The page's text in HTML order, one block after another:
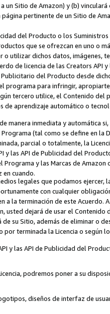
un Sitio de Amazon) y (b)
pertinente de un Sitio de
del Producto o los
que se ofrezcan en uno o
o utilizar dichos datos,
de licencia de las Creators API
del Producto desde
programa para infringir,
tercero utilice, el Contenido
de aprendizaje automático o
manera inmediata y automática
(tal como se define en la
parcial o totalmente, la
y las API de Publicidad del
y las Marcas de
en cuando.
legales que podamos
con cualquier
a la terminación de este
usted dejará de usar el
su Sitio, además de eliminar o
por terminada la Licencia o según
y las API de Publicidad del
podremos poner a su
diseños de interfaz de